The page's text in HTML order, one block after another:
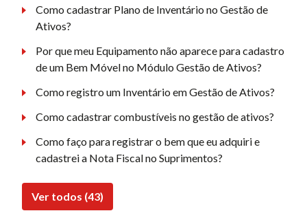
Como cadastrar Plano de Inventário no Gestão de
Ativos?
Por que meu Equipamento não aparece para cadastro
de um Bem Móvel no Módulo Gestão de Ativos?
Como registro um Inventário em Gestão de Ativos?
Como cadastrar combustíveis no gestão de ativos?
Como faço para registrar o bem que eu adquiri e
cadastrei a Nota Fiscal no Suprimentos?
Ver todos (43)